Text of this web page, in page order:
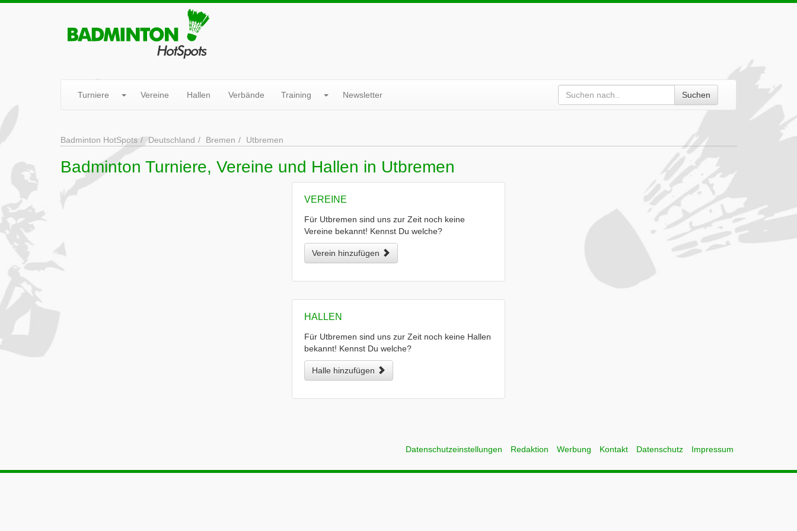
Turniere Vereine Hallen Verbände Training Newsletter Suchen
Badminton HotSpots Deutschland Bremen Utbremen
Badminton Turniere, Vereine und Hallen in Utbremen
VEREINE
Für Utbremen sind uns zur Zeit noch keine
Vereine bekannt! Kennst Du welche?
Verein hinzufügen
HALLEN
Für Utbremen sind uns zur Zeit noch keine Hallen
bekannt! Kennst Du welche?
Halle hinzufügen
Datenschutzeinstellungen Redaktion Werbung Kontakt Datenschutz Impressum